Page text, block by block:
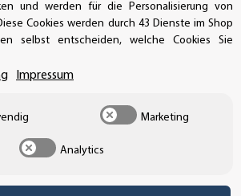
und werden für die Personalisierung von
Cookies werden durch 43 Dienste im Shop
selbst entscheiden, welche Cookies Sie
Impressum
Marketing
Analytics